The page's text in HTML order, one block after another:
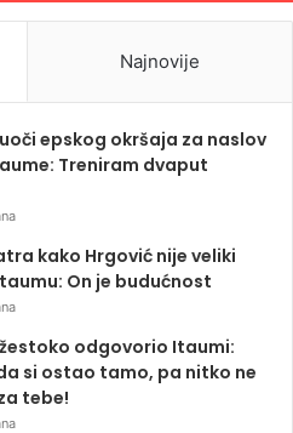
Najnovije
epskog okršaja za naslov
Treniram dvaput
kako Hrgović nije veliki
On je budućnost
odgovorio Itaumi:
si ostao tamo, pa nitko ne
tebe!